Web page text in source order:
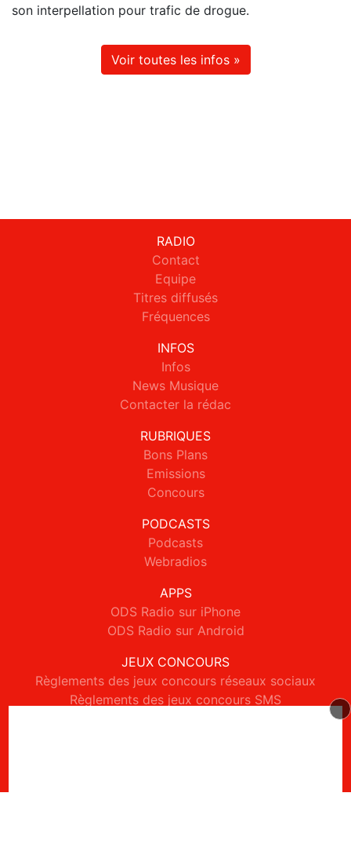
son interpellation pour trafic de drogue.
Voir toutes les infos »
RADIO
Contact
Equipe
Titres diffusés
Fréquences
INFOS
Infos
News Musique
Contacter la rédac
RUBRIQUES
Bons Plans
Emissions
Concours
PODCASTS
Podcasts
Webradios
APPS
ODS Radio sur iPhone
ODS Radio sur Android
JEUX CONCOURS
Règlements des jeux concours réseaux sociaux
Règlements des jeux concours SMS